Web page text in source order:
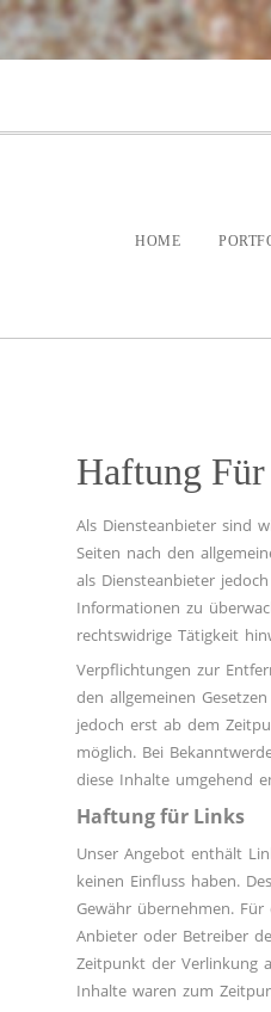
HOME
Haftung
Als Diensteanbieter sind
Seiten nach den
als Diensteanbieter
Informationen zu
rechtswidrige Tätigkeit
Verpflichtungen zur
den allgemeinen
jedoch erst ab dem
möglich. Bei
diese Inhalte umgehend
Haftung für Links
Unser Angebot enthält
keinen Einfluss haben.
Gewähr übernehmen.
Anbieter oder Betreiber
Zeitpunkt der Verlinkung
Inhalte waren zum